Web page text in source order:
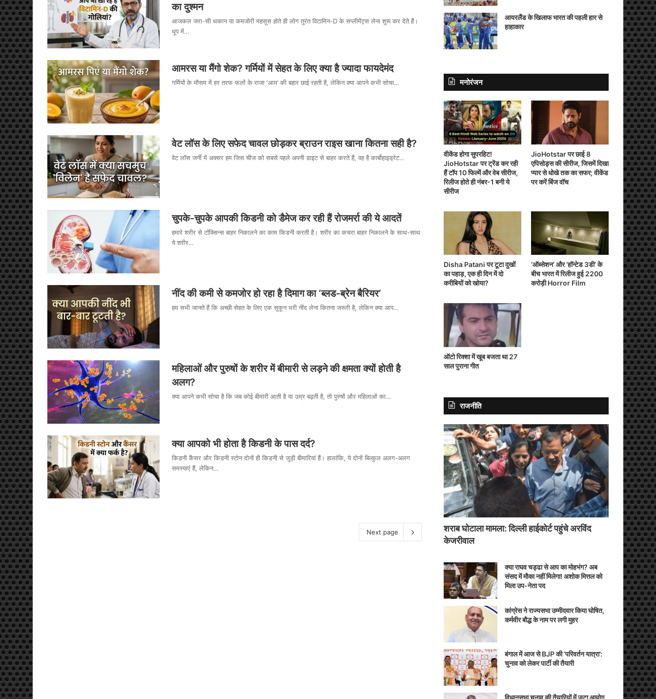
का दुश्मन
आजकल जरा-सी थकान या कमजोरी महसूस होते ही लोग तुरंत विटामिन-D के सप्लीमेंट्स लेना शुरू कर देते हैं।
धूप में…
आमरस या मैंगो शेक? गर्मियों में सेहत के लिए क्या है ज्यादा फायदेमंद
गर्मियों के मौसम में हर तरफ फलों के राजा ‘आम’ की बहार छाई रहती है, लेकिन क्या आपने कभी सोचा…
वेट लॉस के लिए सफेद चावल छोड़कर ब्राउन राइस खाना कितना सही है?
वेट लॉस जर्नी में अक्सर हम जिस चीज को सबसे पहले अपनी डाइट से बाहर करते हैं, वह है कार्बोहाइड्रेट…
चुपके-चुपके आपकी किडनी को डैमेज कर रही हैं रोजमर्रा की ये आदतें
हमारे शरीर से टॉक्सिन्स बाहर निकालने का काम किडनी करती है। शरीर का कचरा बाहर निकालने के साथ-साथ
ये शरीर…
नींद की कमी से कमजोर हो रहा है दिमाग का ‘ब्लड-ब्रेन बैरियर’
हम सभी जानते हैं कि अच्छी सेहत के लिए एक सुकून भरी नींद लेना कितना जरूरी है, लेकिन क्या आप…
महिलाओं और पुरुषों के शरीर में बीमारी से लड़ने की क्षमता क्यों होती है
अलग?
क्या आपने कभी सोचा है कि जब कोई बीमारी आती है या उम्र बढ़ती है, तो पुरुषों और महिलाओं का…
क्या आपको भी होता है किडनी के पास दर्द?
किडनी कैंसर और किडनी स्टोन दोनों ही किडनी से जुड़ी बीमारियां हैं। हालांकि, ये दोनों बिल्कुल अलग-अलग
समस्याएं हैं, लेकिन…
Next page
आयरलैंड के खिलाफ भारत की पहली हार से
हाहाकार
मनोरंजन
वीकेंड होगा सुपरहिट!
JioHotstar पर ट्रेंड कर रही
हैं टॉप 10 फिल्में और वेब सीरीज,
रिलीज होते ही नंबर-1 बनी ये
सीरीज
JioHotstar पर छाई 8
एपिसोड्स की सीरीज, जिसमें दिखा
प्यार से धोखे तक का सफर; वीकेंड
पर करें बिंज वॉच
Disha Patani पर टूटा दुखों
का पहाड़, एक ही दिन में दो
करीबियों को खोया?
‘ऑब्सेशन’ और ‘हॉन्टेड 3डी’ के
बीच भारत में रिलीज हुई 2200
करोड़ी Horror Film
ऑटो रिक्शा में खूब बजता था 27
साल पुराना गीत
राजनीति
शराब घोटाला मामला: दिल्ली हाईकोर्ट पहुंचे अरविंद
केजरीवाल
क्या राघव चड्ढा से आप का मोहभंग? अब
संसद में मौका नहीं मिलेगा! अशोक मित्तल को
मिला उप-नेता पद
कांग्रेस ने राज्यसभा उम्मीदवार किया घोषित,
कर्मवीर बौद्ध के नाम पर लगी मुहर
बंगाल में आज से BJP की ‘परिवर्तन यात्रा’:
चुनाव को लेकर पार्टी की तैयारी
विधानसभा चुनाव की तैयारियों में जुटा आयोग,